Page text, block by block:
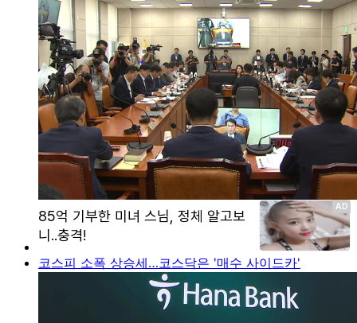
코스피 소폭 상승세…코스닥은 '매수 사이드카'